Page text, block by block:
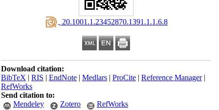
‎ 20.1001.1.23452870.1391.1.1.6.8
Download citation:
BibTeX|RIS|EndNote|Medlars|ProCite|Reference Manager
RefWorks
Send citation to:
Mendeley
Zotero RefWorks